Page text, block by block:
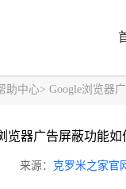
助中心> Google浏览器广
览器广告屏蔽功能如
来源： 克罗米之家官